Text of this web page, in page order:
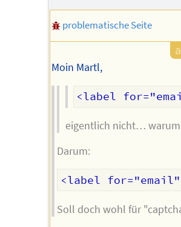
Autors
problematische Seite
Moin Martl,
eigentlich nicht…
Darum:
Soll doch wohl für